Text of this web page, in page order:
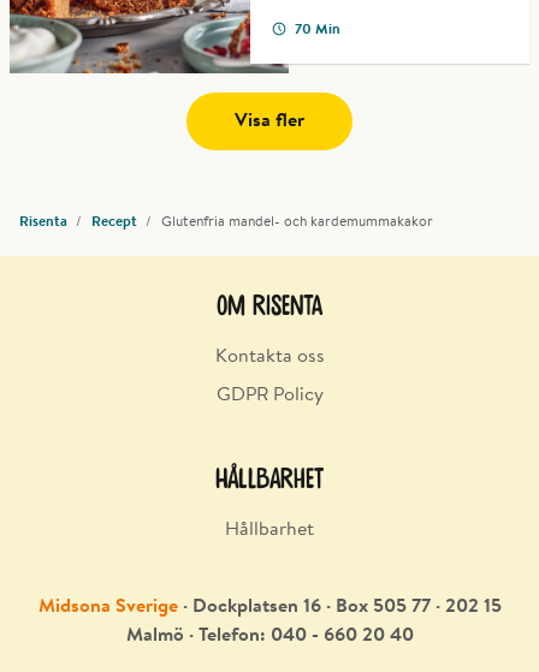
70 Min
Visa fler
Risenta Recept Glutenfria mandel- och kardemummakakor
Om Risenta
Kontakta oss
GDPR Policy
Hållbarhet
Hållbarhet
Midsona Sverige ∙Dockplatsen 16 ∙Box 505 77 ∙202 15
Malmö ∙Telefon: 040 - 660 20 40